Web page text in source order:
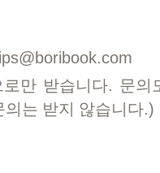
만 받습니다. 문의
의는 받지 않습니다.)